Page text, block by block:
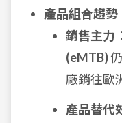
產品組合趨勢
銷售主力 ：
(eMTB)
廠銷往歐
產品替代